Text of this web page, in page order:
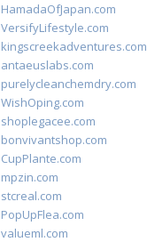
HamadaOfJapan.com
VersifyLifestyle.com
kingscreekadventures.com
antaeuslabs.com
purelycleanchemdry.com
WishOping.com
shoplegacee.com
bonvivantshop.com
CupPlante.com
mpzin.com
stcreal.com
PopUpFlea.com
valueml.com